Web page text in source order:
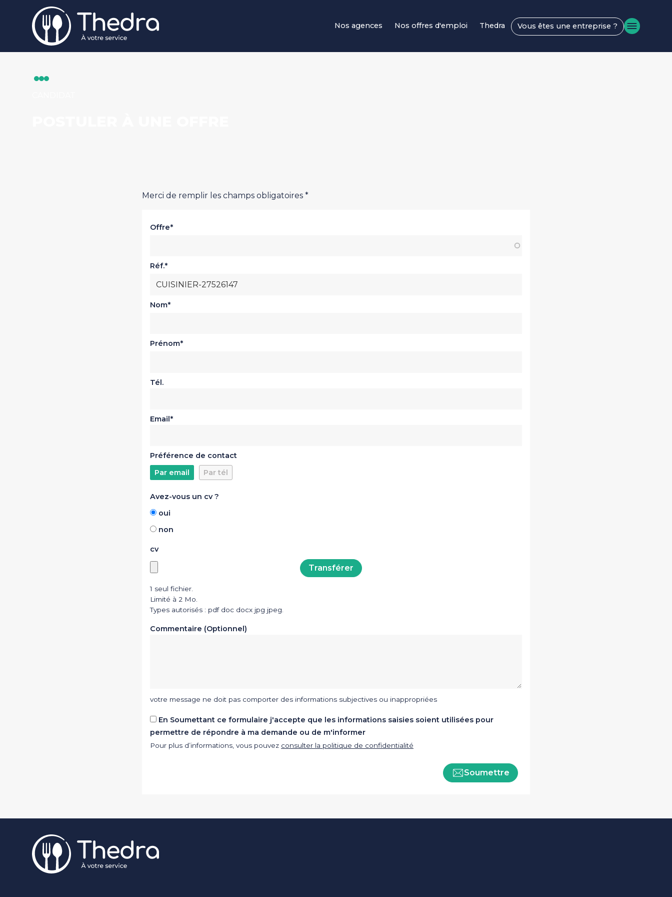
Aller au contenu principal
Navigation principale
Nos agences Nos offres d'emploi Thedra Vous êtes une entreprise ?
Merci de remplir les champs obligatoires *
Offre
Réf.
Nom
Prénom
Tél.
Email
Préférence de contact
Par email
Par tél
Avez-vous un cv ?
oui
non
cv
1 seul fichier.
Limité à 2 Mo.
Types autorisés : pdf doc docx jpg jpeg.
Commentaire (Optionnel)
votre message ne doit pas comporter des informations subjectives ou inappropriées
En Soumettant ce formulaire j'accepte que les informations saisies soient utilisées pour
permettre de répondre à ma demande ou de m'informer
Pour plus d’informations, vous pouvez consulter la politique de confidentialité
Soumettre